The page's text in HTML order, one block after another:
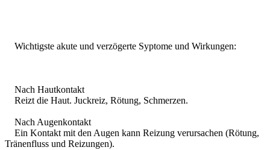
Wichtigste akute und verzögerte Syptome und Wirkungen:
Nach Hautkontakt
Reizt die Haut. Juckreiz, Rötung, Schmerzen.
Nach Augenkontakt
Ein Kontakt mit den Augen kann Reizung verursachen (Rötung,
Tränenfluss und Reizungen).